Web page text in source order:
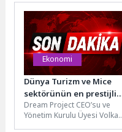
gerçekleştirdi. Cumhuriyet
Meydanı...
Ekonomi
Dünya Turizm ve Mice
sektörünün en prestijli
etkinliklerini
düzenleyen Dream
Dream Project CEO’su ve
Yönetim Kurulu Üyesi Volkan